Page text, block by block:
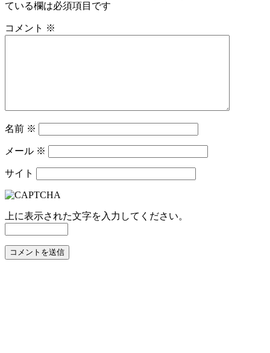
ている欄は必須項目です
コメント ※
名前 ※
メール ※
サイト
上に表示された文字を入力してください。